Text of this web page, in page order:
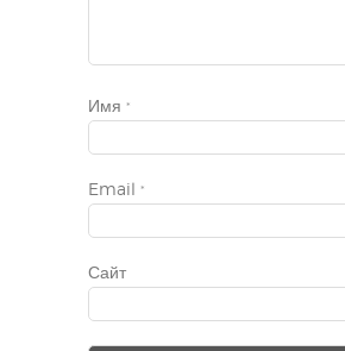
Имя *
Email *
Сайт